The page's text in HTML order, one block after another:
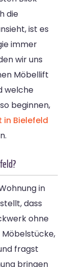
die
ist es
immer
wir uns
Möbellift
welche
beginnen,
in Bielefeld
in
dass
ohne
Möbelstücke,
fragst
bringen